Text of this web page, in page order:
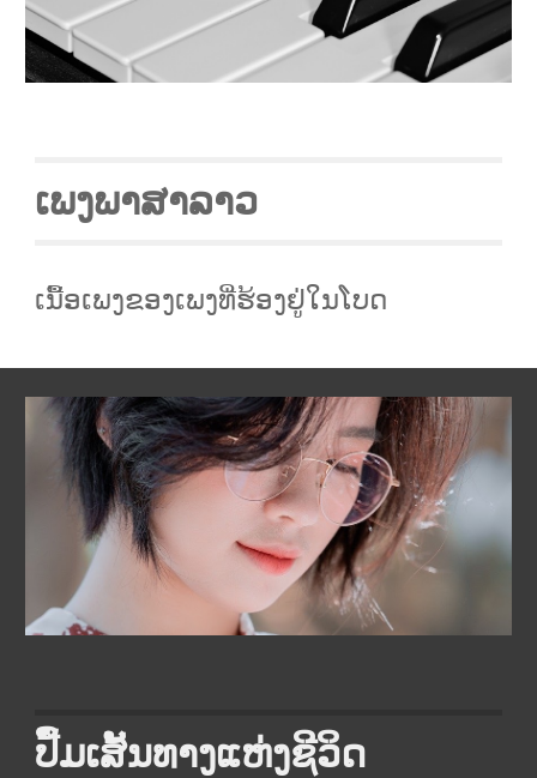
ເພງພາສາລາວ
ເນື້ອເພງຂອງເພງທີ່ຮ້ອງຢູ່ໃນໂບດ
ປື້ມເສັ້ນທາງແຫ່ງຊີວິດ